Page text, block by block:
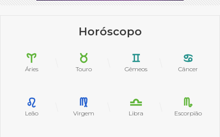
Horóscopo
Áries Touro Gêmeos Câncer
Leão Virgem Libra Escorpião